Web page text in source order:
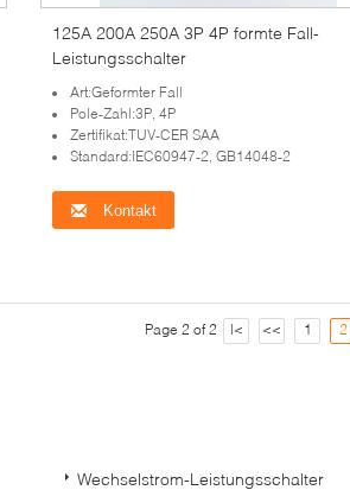
125A 200A 250A 3P 4P formte Fall-
Leistungsschalter
Art:Geformter Fall
Pole-Zahl:3P, 4P
Zertifikat:TUV-CER SAA
Standard:IEC60947-2, GB14048-2
Kontakt
Page 2 of 2 |< << 1 2
Wechselstrom-Leistungsschalter